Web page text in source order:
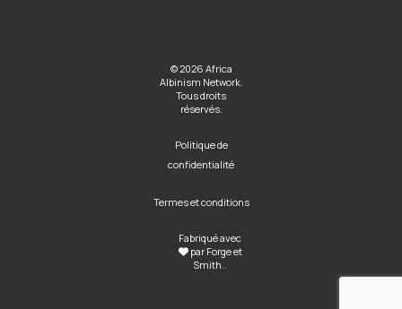
© 2026 Africa
Albinism Network.
Tous droits
réservés.
Politique de
confidentialité
Termes et conditions
Fabriqué avec
par Forge et
Smith